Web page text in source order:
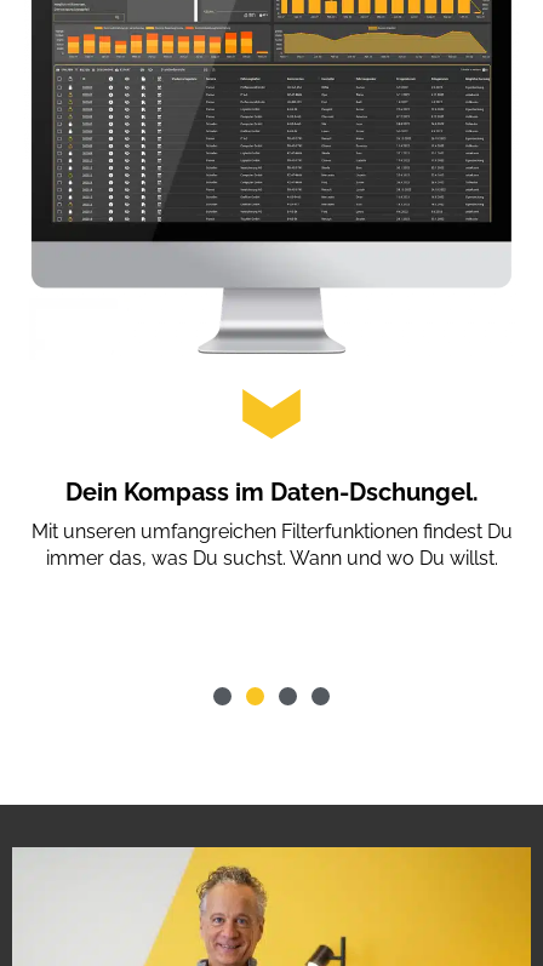
Dein Kompass im Daten-Dschungel.
Mit unseren umfangreichen Filterfunktionen findest Du
immer das, was Du suchst. Wann und wo Du willst.